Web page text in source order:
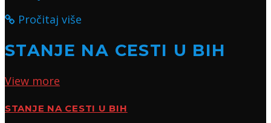
Pročitaj više
STANJE NA CESTI U BIH
View more
STANJE NA CESTI U BIH